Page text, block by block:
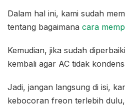
Dalam hal ini, kami sudah
tentang bagaimana cara
Kemudian, jika sudah
kembali agar AC tidak
Jadi, jangan langsung di isi,
kebocoran freon terlebih